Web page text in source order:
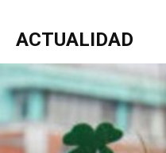
ACTUALIDAD